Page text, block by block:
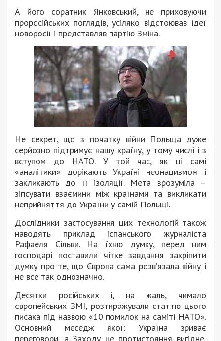
А його соратник Янковський, не приховуючи
проросійських поглядів, усіляко відстоював ідеї
новоросії і представляв партію Зміна.
Не секрет, що з початку війни Польща дуже
серйозно підтримує нашу країну, у тому числі і з
вступом до НАТО. У той час, як ці самі
«аналітики» дорікають Україні неонацизмом і
закликають до її ізоляції. Мета зрозуміла –
зіпсувати взаємини між країнами та викликати
неприйняття до України у самій Польщі.
Дослідники застосування цих технологій також
наводять приклад іспанського журналіста
Рафаеля Сільви. На їхню думку, перед ним
господарі поставили чітке завдання закріпити
думку про те, що Європа сама розв’язала війну і
не все так однозначно.
Десятки російських і, на жаль, чимало
європейських ЗМІ, розтиражували статтю цього
писака під назвою «10 помилок на саміті НАТО».
Основний меседж якої: Україна зриває
переговори, а Заходу це протистояння вигідне,